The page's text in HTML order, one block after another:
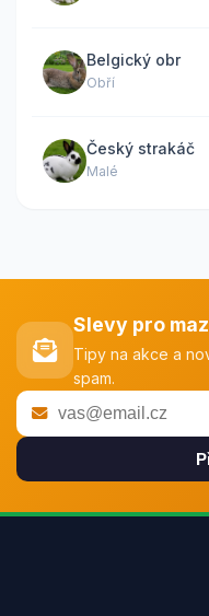
Belgický obr
Obří
Český strakáč
Malé
Slevy pro
Tipy na akce a
spam.